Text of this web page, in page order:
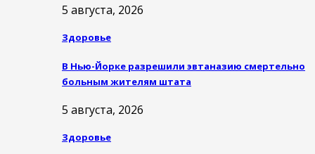
5 августа, 2026
Здоровье
В Нью-Йорке разрешили эвтаназию смертельно
больным жителям штата
5 августа, 2026
Здоровье